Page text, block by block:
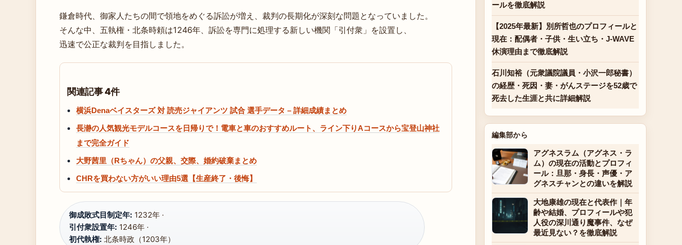
鎌倉時代、御家人たちの間で領地をめぐる訴訟が増え、裁判の長期化が深刻な問題となっていました。
そんな中、五執権・北条時頼は1246年、訴訟を専門に処理する新しい機関「引付衆」を設置し、
迅速で公正な裁判を目指しました。
関連記事 4件
横浜Denaベイスターズ 対 読売ジャイアンツ 試合 選手データ – 詳細成績まとめ
長瀞の人気観光モデルコースを日帰りで！電車と車のおすすめルート、ライン下りAコースから宝登山神社
まで完全ガイド
大野茜里（Rちゃん）の父親、交際、婚約破棄まとめ
CHRを買わない方がいい理由5選【生産終了・後悔】
御成敗式目制定年: 1232年 ·
引付衆設置年: 1246年 ·
初代執権: 北条時政（1203年）
ールを徹底解説
【2025年最新】別所哲也のプロフィールと
現在：配偶者・子供・生い立ち・J-WAVE
休演理由まで徹底解説
石川知裕（元衆議院議員・小沢一郎秘書）
の経歴・死因・妻・がんステージを52歳で
死去した生涯と共に詳細解説
編集部から
アグネスラム（アグネス・ラ
ム）の現在の活動とプロフィ
ール：旦那・身長・声優・ア
グネスチャンとの違いを解説
大地康雄の現在と代表作｜年
齢や結婚、プロフィールや犯
人役の深川通り魔事件、なぜ
最近見ない？を徹底解説